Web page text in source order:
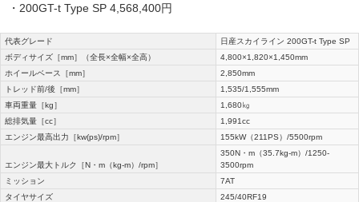
・200GT-t Type SP 4,568,400円
代表グレード
日産スカイライン 200GT-t Type SP
ボディサイズ［mm］（全長×全幅×全高）
4,800×1,820×1,450mm
ホイールベース［mm］
2,850mm
トレッド前/後［mm］
1,535/1,555mm
車両重量［kg］
1,680㎏
総排気量［cc］
1,991cc
エンジン最高出力［kw(ps)/rpm］
155kW（211PS）/5500rpm
エンジン最大トルク［N・m（kg-m）/rpm］
350N・m（35.7kg-m）/1250-
3500rpm
ミッション
7AT
タイヤサイズ
245/40RF19